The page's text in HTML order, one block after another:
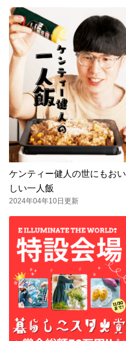
ケンティー健人の世にもおい
しい一人飯
2024年04年10日更新